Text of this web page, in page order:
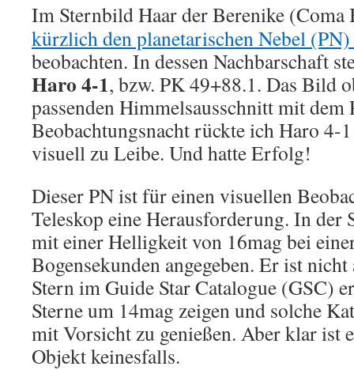
Im Sternbild Haar der Berenike (Coma
kürzlich den planetarischen Nebel
beobachten. In dessen Nachbarschaft
Haro 4-1, bzw. PK 49+88.1. Das Bild
passenden Himmelsausschnitt mit dem
Beobachtungsnacht rückte ich Haro 4-
visuell zu Leibe. Und hatte Erfolg!
Dieser PN ist für einen visuellen
Teleskop eine Herausforderung. In der
mit einer Helligkeit von 16mag bei
Bogensekunden angegeben. Er ist
Stern im Guide Star Catalogue (GSC)
Sterne um 14mag zeigen und solche
mit Vorsicht zu genießen. Aber klar ist
Objekt keinesfalls.